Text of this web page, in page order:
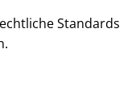
Standards